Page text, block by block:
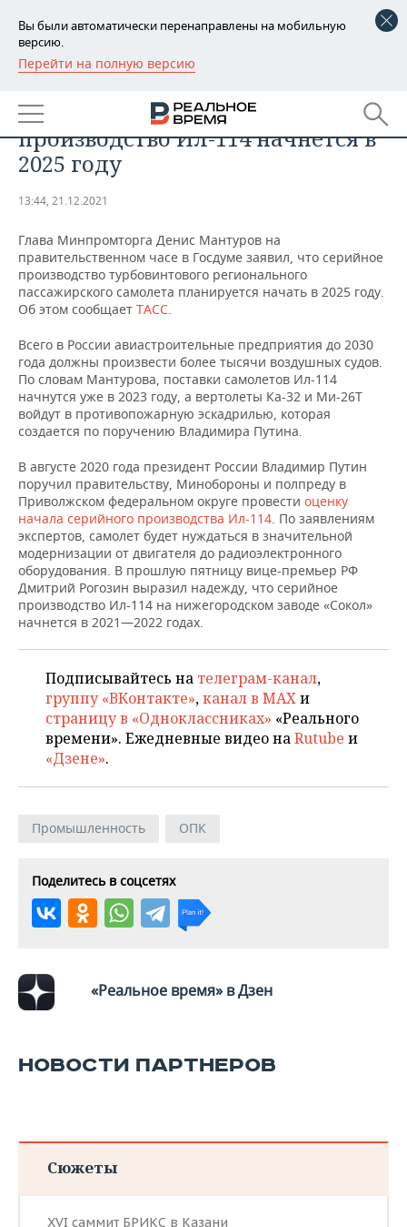
Вы были автоматически перенаправлены на мобильную
версию.
Перейти на полную версию
РЕГИОНЫ
БАШКОРТОСТАН
ТАТАРСТАН
НОВОСТИ
АНАЛИТИКА
ДЕКЛАРАЦИИ О ДОХОДАХ
КОРОЛИ ГОСЗАКАЗА ПФО
ВУЗЫ ТАТАРСТАНА
КОМУ ПРИНАДЛЕЖАТ
ТОРГОВЫЕ ЦЕНТРЫ
ТАТАРСТАНА
НОВОСТИ ЭКОНОМИКИ
ФИНАНСЫ
БАНКИ
БЮДЖЕТ
ИНВЕСТИЦИИ
ПРОМЫШЛЕННОСТЬ
НОВОСТИ
ПРОМЫШЛЕННОСТИ
МАШИНОСТРОЕНИЕ
НЕФТЕХИМИЯ
ОПК
ЭНЕРГЕТИКА
НЕДВИЖИМОСТЬ
НОВОСТИ НЕДВИЖИМОСТИ
АВТО
НОВОСТИ АВТО
БИЗНЕС
НОВОСТИ БИЗНЕСА
РОЗНИЧНАЯ ТОРГОВЛЯ
ТРАНСПОРТ
УСЛУГИ
ТЕХНОЛОГИИ
НОВОСТИ ТЕХНОЛОГИЙ
IT
МЕДИА
ТЕЛЕКОММУНИКАЦИИ
МЕРОПРИЯТИЯ
НОВОСТИ МЕРОПРИЯТИЙ
ВЫЕЗДНАЯ РЕДАКЦИЯ
БИЗНЕС-БРАНЧИ
ONLINE-КОНФЕРЕНЦИИ
ОТКРЫТАЯ ЛЕКЦИЯ
СПОРТ
НОВОСТИ СПОРТА
ФУТБОЛ
ХОККЕЙ
БАСКЕТБОЛ
ВОЛЕЙБОЛ
КИБЕРСПОРТ
ОБЩЕСТВО
НОВОСТИ ОБЩЕСТВА
ВЛАСТЬ
ИНФРАСТРУКТУРА
ИСТОРИЯ
КУЛЬТУРА
ФОТОГАЛЕРЕЯ
СЮЖЕТЫ
СПРАВОЧНИК
СПИСОК ПЕРСОН
СПИСОК КОМПАНИЙ
ПОЛНАЯ ВЕРСИЯ
Денис Мантуров заявил, что
производство Ил-114 начнется в
2025 году
13:44, 21.12.2021
Глава Минпромторга Денис Мантуров на
правительственном часе в Госдуме заявил, что серийное
производство турбовинтового регионального
пассажирского самолета планируется начать в 2025 году.
Об этом сообщает ТАСС.
Всего в России авиастроительные предприятия до 2030
года должны произвести более тысячи воздушных судов.
По словам Мантурова, поставки самолетов Ил-114
начнутся уже в 2023 году, а вертолеты Ка-32 и Ми-26Т
войдут в противопожарную эскадрилью, которая
создается по поручению Владимира Путина.
В августе 2020 года президент России Владимир Путин
поручил правительству, Минобороны и полпреду в
Приволжском федеральном округе провести оценку
начала серийного производства Ил-114. По заявлениям
экспертов, самолет будет нуждаться в значительной
модернизации от двигателя до радиоэлектронного
оборудования. В прошлую пятницу вице-премьер РФ
Дмитрий Рогозин выразил надежду, что серийное
производство Ил-114 на нижегородском заводе «Сокол»
начнется в 2021—2022 годах.
Подписывайтесь на телеграм-канал,
группу «ВКонтакте»,канал в MAXи
страницу в «Одноклассниках» «Реального
времени». Ежедневные видео наRutube и
«Дзене».
Промышленность ОПК
Поделитесь в соцсетях
«Реальное время» в Дзен
НОВОСТИ ПАРТНЕРОВ
Сюжеты
XVI саммит БРИКС в Казани